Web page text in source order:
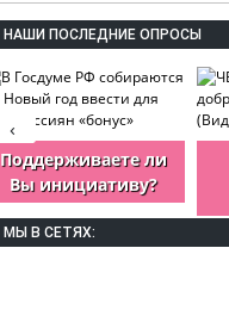
НАШИ ПОСЛЕДНИЕ ОПРОСЫ
Поддерживаете ли
Вы инициативу?
‹
МЫ В СЕТЯХ: